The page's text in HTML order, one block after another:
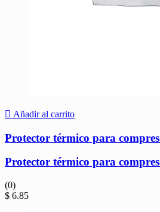
Añadir al carrito
Protector térmico para
Protector térmico para
(0)
$ 6.85